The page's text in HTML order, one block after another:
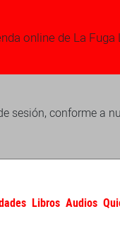
online de La
sesión, conforme a
Libros Audios